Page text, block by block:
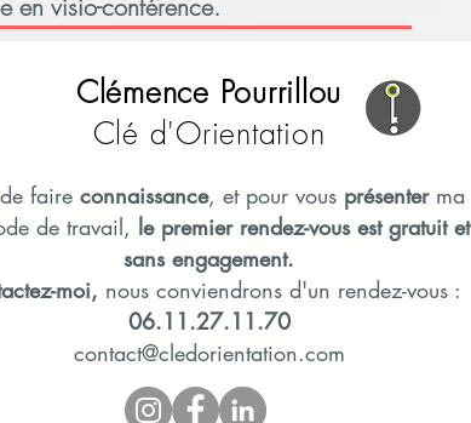
en visio-conférence.
Clémence Pourrillou
Clé d'Orientation
faire connaissance, et pour vous présenter ma
de travail, le premier rendez-vous est gratuit et
sans engagement.
moi, nous conviendrons d'un rendez-vous :
06.11.27.11.70
contact@cledorientation.com